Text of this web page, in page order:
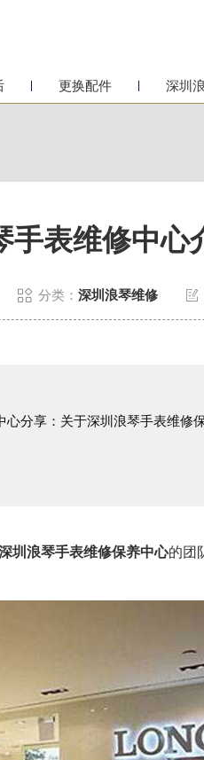
更换配件 深圳
手表维修中心
 分类： 深圳浪琴维修 
心分享：关于深圳浪琴手表维修
圳浪琴手表维修保养中心的团